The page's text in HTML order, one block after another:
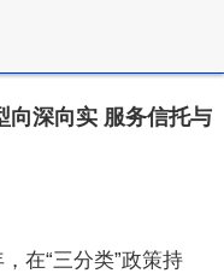
向深向实 服务信托与
在“三分类”政策持